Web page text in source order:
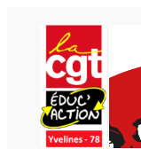
contenu